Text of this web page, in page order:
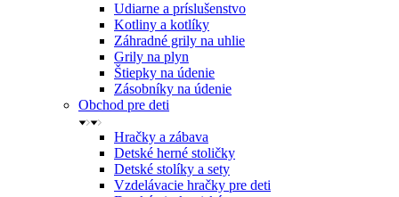
Udiarne a príslušenstvo
Kotliny a kotlíky
Záhradné grily na uhlie
Grily na plyn
Štiepky na údenie
Zásobníky na údenie
Obchod pre deti
Hračky a zábava
Detské herné stoličky
Detské stolíky a sety
Vzdelávacie hračky pre deti